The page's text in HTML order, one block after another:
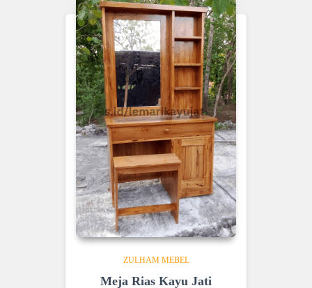
ZULHAM MEBEL
Meja Rias Kayu Jati